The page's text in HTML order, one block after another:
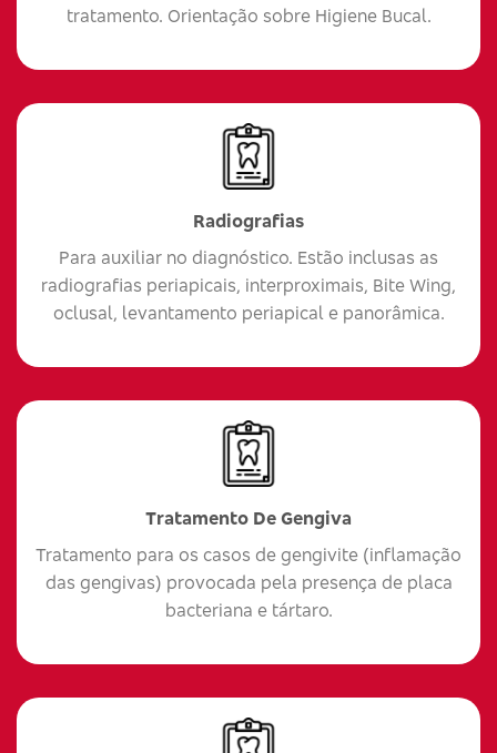
tratamento. Orientação sobre Higiene Bucal.
Radiografias
Para auxiliar no diagnóstico. Estão inclusas as
radiografias periapicais, interproximais, Bite Wing,
oclusal, levantamento periapical e panorâmica.
Tratamento De Gengiva
Tratamento para os casos de gengivite (inflamação
das gengivas) provocada pela presença de placa
bacteriana e tártaro.